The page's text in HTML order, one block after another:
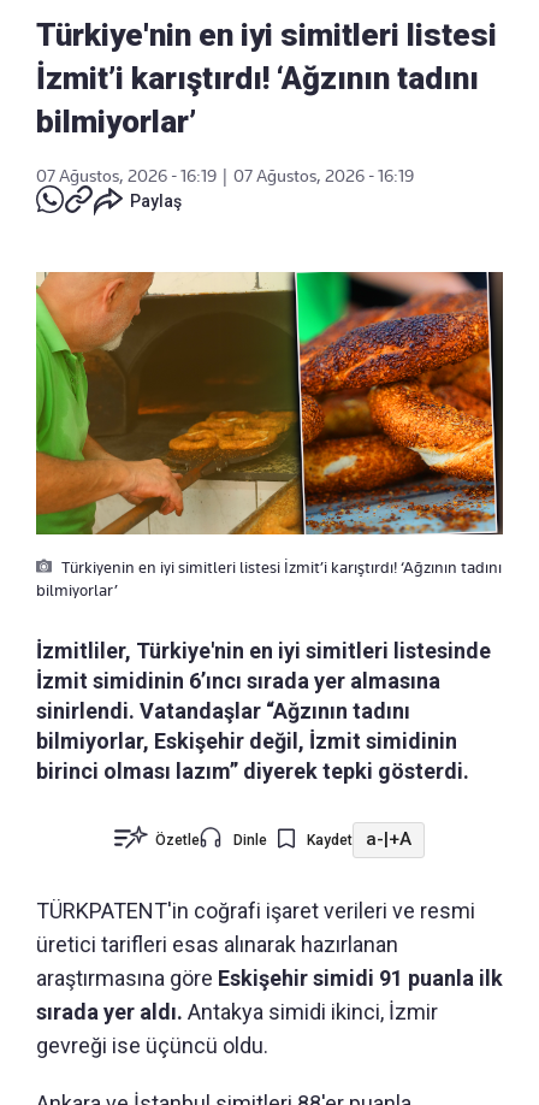
Türkiye'nin en iyi simitleri listesi
İzmit’i karıştırdı! ‘Ağzının tadını
bilmiyorlar’
07 Ağustos, 2026 - 16:19 | 07 Ağustos, 2026 - 16:19
Paylaş
Türkiyenin en iyi simitleri listesi İzmit’i karıştırdı! ‘Ağzının tadını
bilmiyorlar’
İzmitliler, Türkiye'nin en iyi simitleri listesinde
İzmit simidinin 6’ıncı sırada yer almasına
sinirlendi. Vatandaşlar “Ağzının tadını
bilmiyorlar, Eskişehir değil, İzmit simidinin
birinci olması lazım” diyerek tepki gösterdi.
Özetle Dinle Kaydet a- +A
TÜRKPATENT'in coğrafi işaret verileri ve resmi
üretici tarifleri esas alınarak hazırlanan
araştırmasına göre Eskişehir simidi 91 puanla ilk
sırada yer aldı. Antakya simidi ikinci, İzmir
gevreği ise üçüncü oldu.